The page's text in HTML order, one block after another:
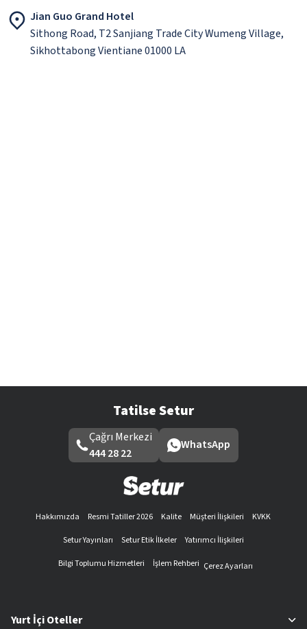
Jian Guo Grand Hotel
Sithong Road, T2 Sanjiang Trade City Wumeng Village,
Sikhottabong Vientiane 01000 LA
Tatilse Setur
Çağrı Merkezi
444 28 22
WhatsApp
Hakkımızda Resmi Tatiller 2026 Kalite Müşteri İlişkileri
KVKK
Setur Yayınları
Setur Etik İlkeler
Yatırımcı İlişkileri
Bilgi Toplumu Hizmetleri
İşlem Rehberi Çerez Ayarları
Yurt İçi Oteller